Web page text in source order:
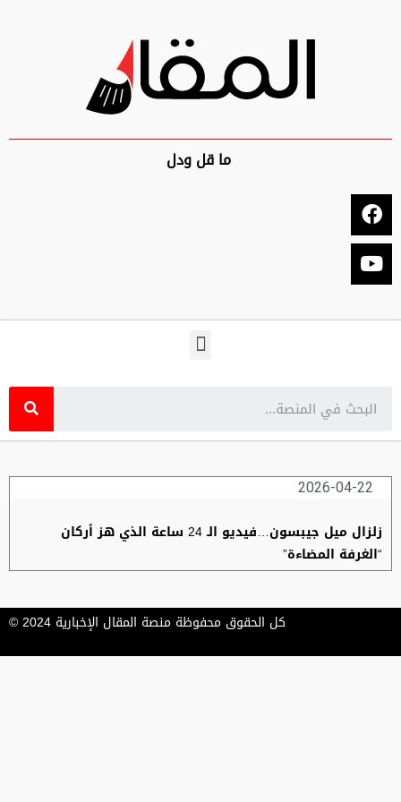
ما قل ودل
2026-04-22
زلزال ميل جيبسون…فيديو الـ 24 ساعة الذي هز أركان
“الغرفة المضاءة”
كل الحقوق محفوظة منصة المقال الإخبارية 2024 ©